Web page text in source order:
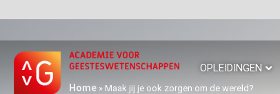
Home» Maak jij je ook zorgen om de wereld?
OPLEIDINGEN